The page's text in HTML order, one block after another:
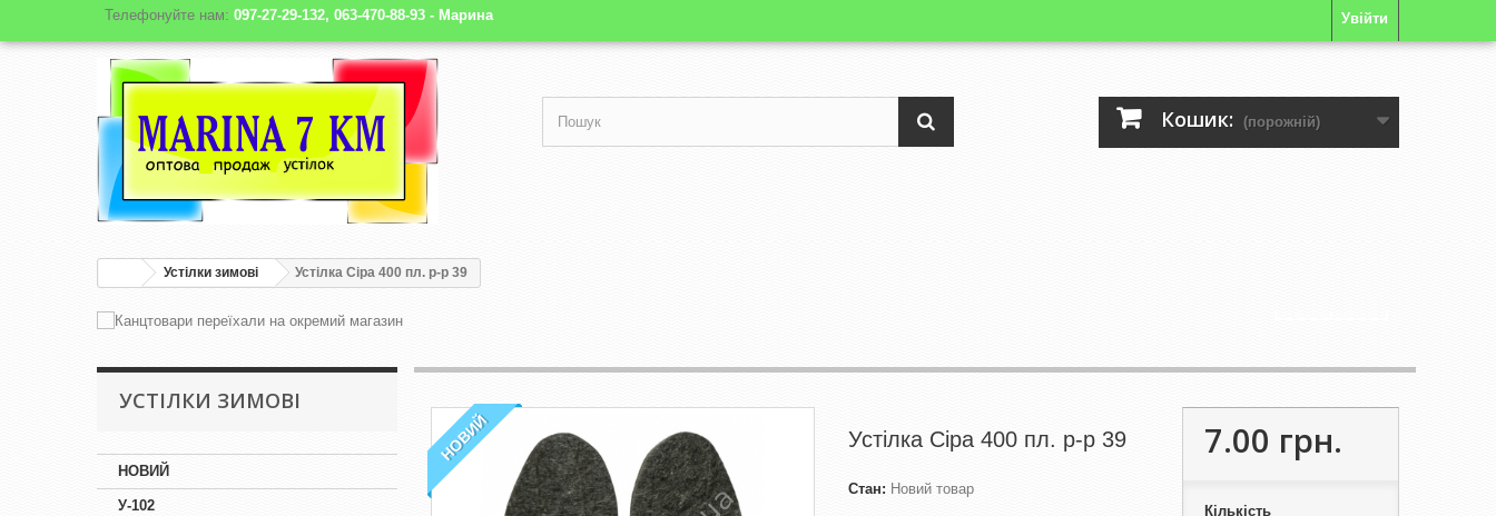
Увійти
Телефонуйте нам: 097-27-29-132, 063-470-88-93 - Марина
Кошик: (порожній)
Устілки зимові Устілка Сіра 400 пл. р-р 39
УСТІЛКИ ЗИМОВІ
НОВИЙ
У-102
НОВИЙ Устілка Сіра 400 пл. р-р 39
Стан: Новий товар
7.00 грн.
Кількість